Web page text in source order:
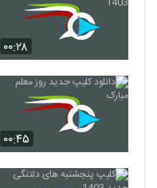
۰۰:۲۸
۰۰:۴۵